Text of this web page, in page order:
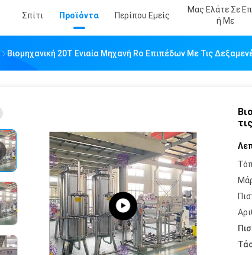
Σπίτι Προϊόντα Περίπου Εμείς
Μας Ελάτε Σε
Ή Με
Βιομηχανική 20T Ενιαία Μηχανή Ro Επιπέδων Με Τις